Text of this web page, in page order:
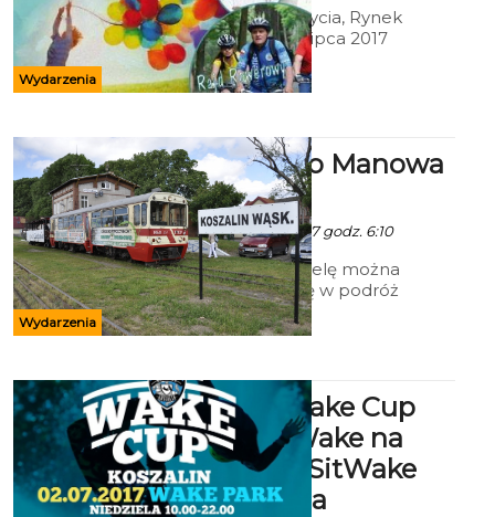
Wydarzenia
Festiwal Pełnia Życia, Rynek
Staromiejski 1- 2 lipca 2017
Wydarzenia
Ciuchcią do Manowa
i Rosnowa
Ala - 29 Czerwca 2017 godz. 6:10
W sobotę i niedzielę można
będzie wybrać się w podróż
koszalińską wąskotorówką do
Manowa i Rosnowa. -To nie tylko
Zawody Wake Cup
Koszalin, Wake na
Byleczym, SitWake
Pełnia Życia